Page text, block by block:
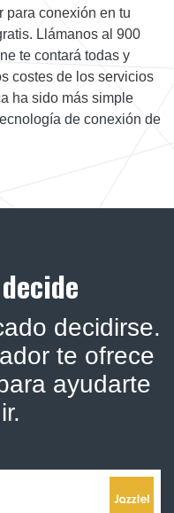
para conexión en tu
Llámanos al 900
te contará todas y
costes de los servicios
ha sido más simple
de conexión de
decidirse.
te ofrece
ayudarte